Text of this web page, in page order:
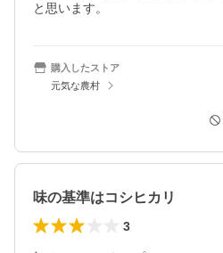
と思います。
購入したストア
元気な農村
味の基準はコシヒカリ
3